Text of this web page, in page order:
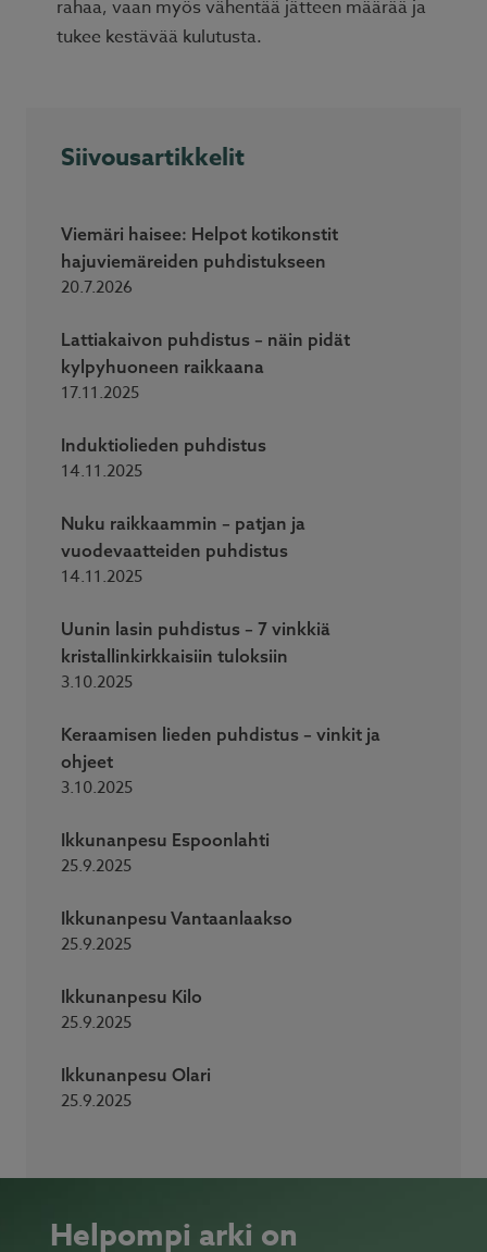
rahaa, vaan myös vähentää jätteen määrää ja
tukee kestävää kulutusta.
Siivousartikkelit
Viemäri haisee: Helpot kotikonstit
hajuviemäreiden puhdistukseen
20.7.2026
Lattiakaivon puhdistus – näin pidät
kylpyhuoneen raikkaana
17.11.2025
Induktiolieden puhdistus
14.11.2025
Nuku raikkaammin – patjan ja
vuodevaatteiden puhdistus
14.11.2025
Uunin lasin puhdistus – 7 vinkkiä
kristallinkirkkaisiin tuloksiin
3.10.2025
Keraamisen lieden puhdistus – vinkit ja
ohjeet
3.10.2025
Ikkunanpesu Espoonlahti
25.9.2025
Ikkunanpesu Vantaanlaakso
25.9.2025
Ikkunanpesu Kilo
25.9.2025
Ikkunanpesu Olari
25.9.2025
Helpompi arki on